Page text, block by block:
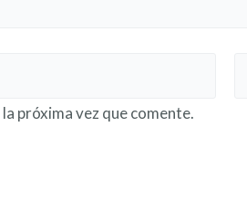
próxima vez que comente.